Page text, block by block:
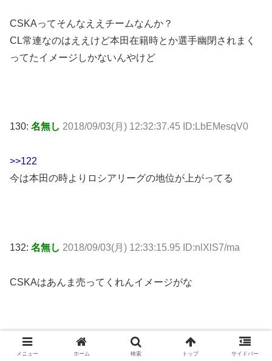
CSKAってそんなええチームなんか？
CL常連なのはええけど本田在籍時とか選手幽閉されまく
ってたイメージしかないんやけど
130: 名無し 2018/09/03(月) 12:32:37.45 ID:LbEMesqV0
>>122
今は本田の時よりロシアリーグの地位が上がってる
132: 名無し 2018/09/03(月) 12:33:15.95 ID:nlXlS7/ma
CSKAはあんま売ってくれんイメージがな
141:名無し 2018/09/03(月) 12:36:11.60 ID:YaLNE4wh0
メニュー ホーム 検索 トップ サイドバー